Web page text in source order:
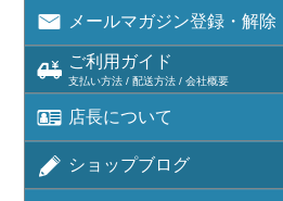
メールマガジン登録・解除
ご利用ガイド
支払い方法 / 配送方法 / 会社概要
店長について
ショップブログ